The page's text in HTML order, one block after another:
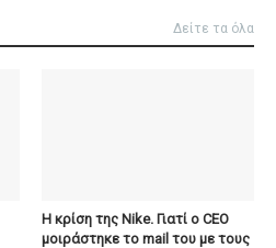
Δείτε τα όλα
Η κρίση της Nike. Γιατί ο CEO
μοιράστηκε το mail του με τους